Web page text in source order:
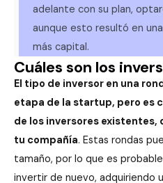
adelante con su plan,
aunque esto resultó en
más capital.
Cuáles son los
El tipo de inversor en una
etapa de la startup, pero es
de los inversores existentes,
tu compañía. Estas rondas
tamaño, por lo que es
invertir de nuevo, adquiriendo